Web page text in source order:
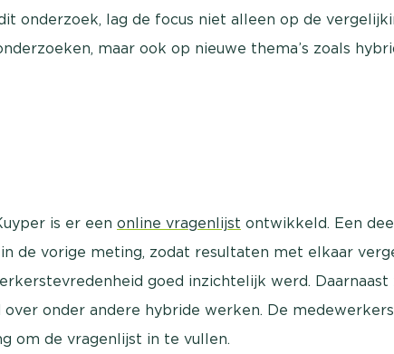
onderzoek, lag de focus niet alleen op de
maar ook op nieuwe thema’s zoals
is er een online vragenlijst ontwikkeld. Een
de vorige meting, zodat resultaten met elkaar
goed inzichtelijk werd. Daarnaast
onder andere hybride werken. De
om de vragenlijst in te vullen.